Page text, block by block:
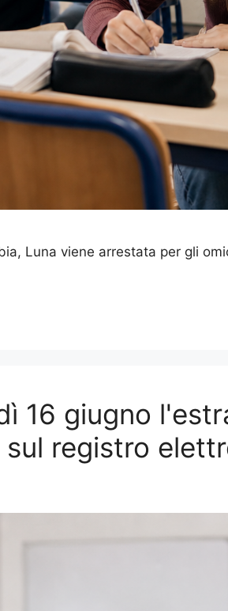
Luna viene arrestata per gli
16 giugno
registro